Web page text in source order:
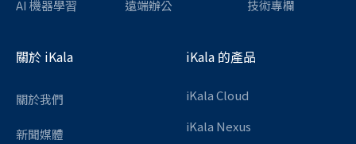
AI 機器學習 遠端辦公 技術專欄
關於 iKala
關於我們
新聞媒體
iKala 的產品
iKala Cloud
iKala Nexus